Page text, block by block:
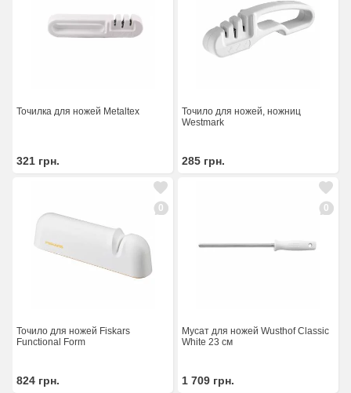
Точилка для ножей Metaltex
321 грн.
Точило для ножей, ножниц
Westmark
285 грн.
0
Точило для ножей Fiskars
Functional Form
824 грн.
0
Мусат для ножей Wusthof Classic
White 23 см
1 709 грн.